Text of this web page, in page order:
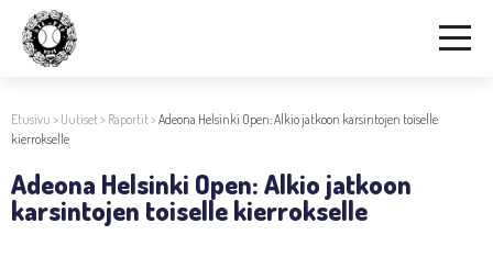
Etusivu > Uutiset> Raportit>Adeona Helsinki Open: Alkio jatkoon karsintojen toiselle
kierrokselle
Adeona Helsinki Open: Alkio jatkoon
karsintojen toiselle kierrokselle